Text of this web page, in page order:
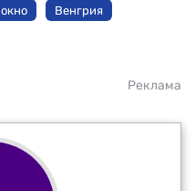
Венгрия
Реклама